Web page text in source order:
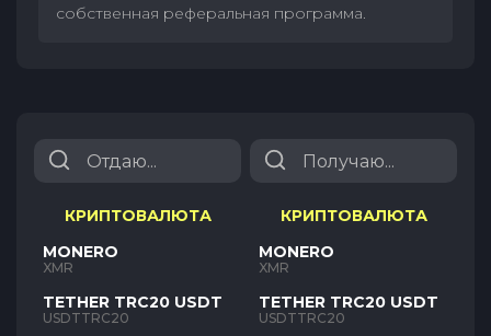
собственная реферальная программа.
КРИПТОВАЛЮТА
MONERO
XMR
TETHER TRC20 USDT
USDTTRC20
КРИПТОВАЛЮТА
MONERO
XMR
TETHER TRC20 USDT
USDTTRC20